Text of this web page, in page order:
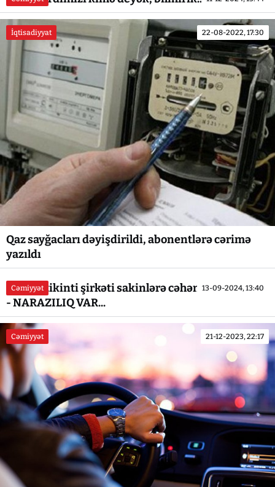
İqtisadiyyat 22-08-2022, 17:30
Qaz sayğacları dəyişdirildi, abonentlərə cərimə
yazıldı
Cəmiyyət 13-09-2024, 13:40
Bakıda tikinti şirkəti sakinlərə cəhənnəm yaşadır
- NARAZILIQ VAR...
Cəmiyyət 21-12-2023, 22:17